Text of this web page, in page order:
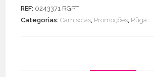
Espinha
REF: 0243371 RGPT
Categorias:Camisolas, Promoções, Rüga